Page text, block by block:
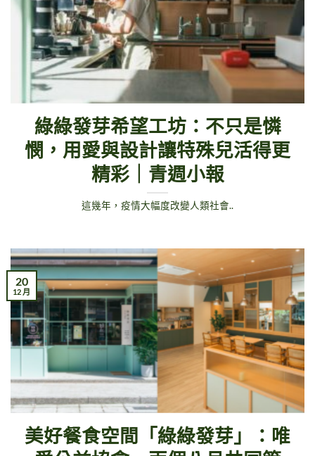
綠綠發芽希望工坊：不只是憐
憫，用愛與設計讓特殊兒活得更
精彩｜青週小報
這幾年，疫情大幅度改變人類社會..
美好餐食空間「綠綠發芽」：唯
20
12 月